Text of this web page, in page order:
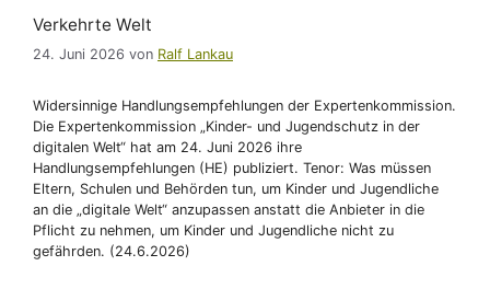
Verkehrte Welt
24. Juni 2026 von Ralf Lankau
Widersinnige Handlungsempfehlungen der Expertenkommission.
Die Expertenkommission „Kinder- und Jugendschutz in der
digitalen Welt“ hat am 24. Juni 2026 ihre
Handlungsempfehlungen (HE) publiziert. Tenor: Was müssen
Eltern, Schulen und Behörden tun, um Kinder und Jugendliche
an die „digitale Welt“ anzupassen anstatt die Anbieter in die
Pflicht zu nehmen, um Kinder und Jugendliche nicht zu
gefährden. (24.6.2026)